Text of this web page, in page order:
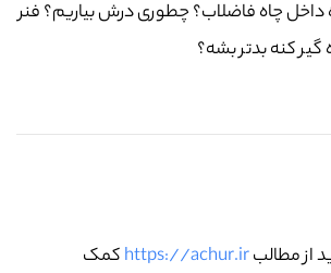
داخل چاه فاضلاب؟ چطوری درش بیاریم؟ فنر
گیر کنه بدتر بشه؟
از مطالبhttps://achur.irکمک